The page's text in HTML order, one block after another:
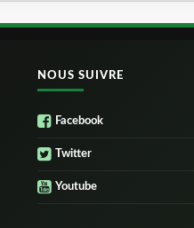
NOUS SUIVRE
Facebook
Twitter
Youtube